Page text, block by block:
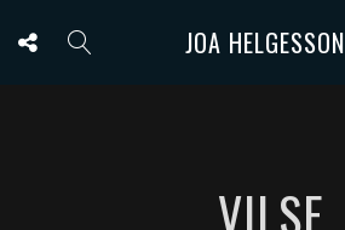
JOA HELGESSON
VILSE